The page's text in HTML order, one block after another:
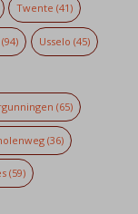
Twente (41)
(94) Usselo (45)
(65)
(36)
(59)